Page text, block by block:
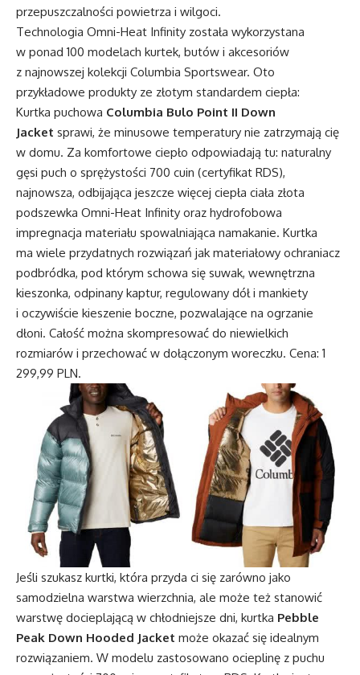
przepuszczalności powietrza i wilgoci.
Technologia Omni-Heat Infinity została wykorzystana
w ponad 100 modelach kurtek, butów i akcesoriów
z najnowszej kolekcji Columbia Sportswear. Oto
przykładowe produkty ze złotym standardem ciepła:
Kurtka puchowa Columbia Bulo Point II Down
Jacket sprawi, że minusowe temperatury nie zatrzymają cię
w domu. Za komfortowe ciepło odpowiadają tu: naturalny
gęsi puch o sprężystości 700 cuin (certyfikat RDS),
najnowsza, odbijająca jeszcze więcej ciepła ciała złota
podszewka Omni-Heat Infinity oraz hydrofobowa
impregnacja materiału spowalniająca namakanie. Kurtka
ma wiele przydatnych rozwiązań jak materiałowy ochraniacz
podbródka, pod którym schowa się suwak, wewnętrzna
kieszonka, odpinany kaptur, regulowany dół i mankiety
i oczywiście kieszenie boczne, pozwalające na ogrzanie
dłoni. Całość można skompresować do niewielkich
rozmiarów i przechować w dołączonym woreczku. Cena: 1
299,99 PLN.
Jeśli szukasz kurtki, która przyda ci się zarówno jako
samodzielna warstwa wierzchnia, ale może też stanowić
warstwę docieplającą w chłodniejsze dni, kurtka Pebble
Peak Down Hooded Jacket może okazać się idealnym
rozwiązaniem. W modelu zastosowano ocieplinę z puchu